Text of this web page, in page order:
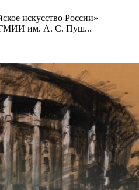
искусство России» –
ГМИИ им. А. С. Пуш...